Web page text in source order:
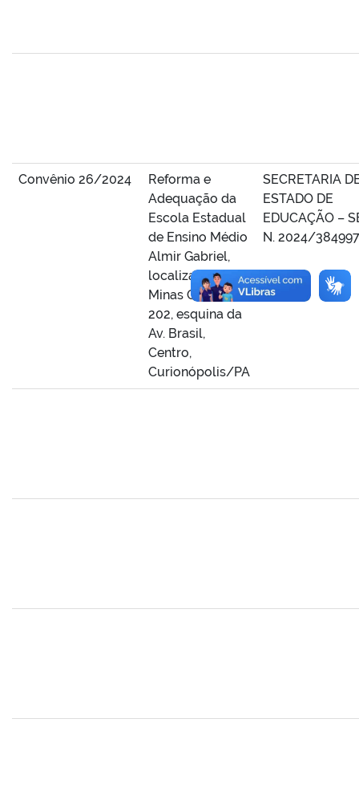
Convênio 26/2024
Reforma e
Adequação da
Escola Estadual
de Ensino Médio
Almir Gabriel,
localizada na Av.
Minas Gerais,
202, esquina da
Av. Brasil,
Centro,
Curionópolis/PA
SECRETARIA
ESTADO DE
EDUCAÇÃO –
N. 2024/384997